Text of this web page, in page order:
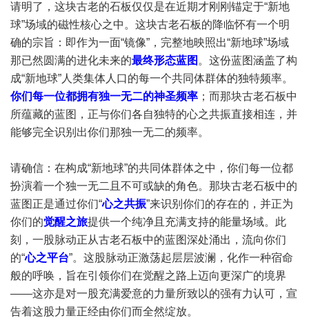
请明了，这块古老的石板仅仅是在近期才刚刚锚定于“新地
球”场域的磁性核心之中。这块古老石板的降临怀有一个明
确的宗旨：即作为一面“镜像”，完整地映照出“新地球”场域
那已然圆满的进化未来的最终形态蓝图 。这份蓝图涵盖了构
成“新地球”人类集体人口的每一个共同体群体的独特频率。
你们每一位都拥有独一无二的神圣频率 ；而那块古老石板中
所蕴藏的蓝图，正与你们各自独特的心之共振直接相连，并
能够完全识别出你们那独一无二的频率。
请确信：在构成“新地球”的共同体群体之中，你们每一位都
扮演着一个独一无二且不可或缺的角色。那块古老石板中的
蓝图正是通过你们“心之共振”来识别你们的存在的，并正为
你们的觉醒之旅提供一个纯净且充满支持的能量场域。此
刻，一股脉动正从古老石板中的蓝图深处涌出，流向你们
的“心之平台”。这股脉动正激荡起层层波澜，化作一种宿命
般的呼唤，旨在引领你们在觉醒之路上迈向更深广的境界
——这亦是对一股充满爱意的力量所致以的强有力认可，宣
告着这股力量正经由你们而全然绽放。